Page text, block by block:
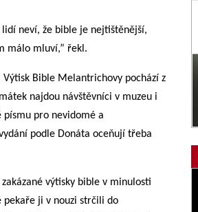
neví, že bible je nejtištěnější,
málo mluví,” řekl.
Výtisk Bible Melantrichovy pochází z
najdou návštěvníci v muzeu i
písmu pro nevidomé a
podle Donáta oceňují třeba
výtisky bible v minulosti
pekaře ji v nouzi strčili do